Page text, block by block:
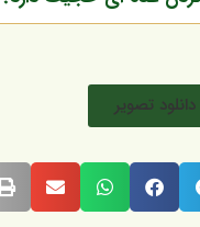
دانلود تصویر